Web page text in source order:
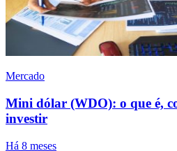
Mercado
Mini dólar (WDO): o que é,
investir
Há 8 meses